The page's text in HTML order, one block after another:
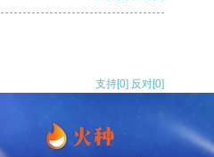
支持[0] 反对[0]